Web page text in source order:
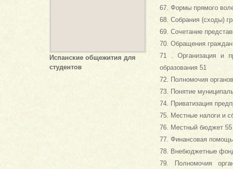
Испанские общежития для
студентов
67. Формы прямого
68. Собрания (сходы)
69. Сочетание
70. Обращения
71 . Организация и
образования 51
72. Полномочия
73. Понятие
74. Приватизация
75. Местные налоги и
76. Местный бюджет 55
77. Финансовая
78. Внебюджетные
79. Полномочия